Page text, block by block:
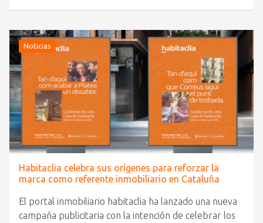
Noticias
Habitaclia celebra sus orígenes para reforzar la
marca como referente inmobiliario en Cataluña
El portal inmobiliario habitaclia ha lanzado una nueva
campaña publicitaria con la intención de celebrar los